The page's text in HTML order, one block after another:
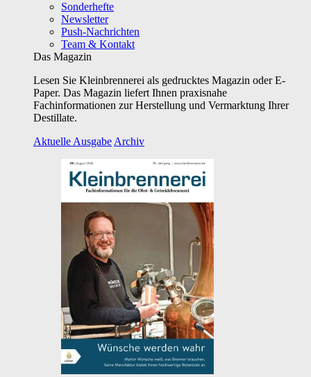
Sonderhefte
Newsletter
Push-Nachrichten
Team & Kontakt
Das Magazin
Lesen Sie Kleinbrennerei als gedrucktes Magazin oder E-
Paper. Das Magazin liefert Ihnen praxisnahe
Fachinformationen zur Herstellung und Vermarktung Ihrer
Destillate.
Aktuelle Ausgabe Archiv